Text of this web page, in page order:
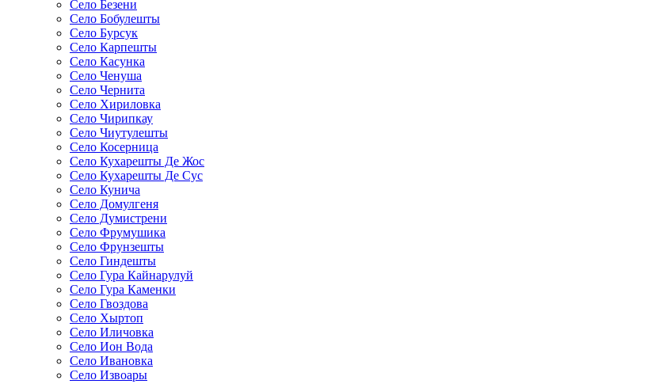
Село Безени
Село Бобулешты
Село Бурсук
Село Карпешты
Село Касунка
Село Ченуша
Село Чернита
Село Хириловка
Село Чирипкау
Село Чиутулешты
Село Косерница
Село Кухарешты Де Жос
Село Кухарешты Де Сус
Село Кунича
Село Домулгеня
Село Думистрени
Село Фрумушика
Село Фрунзешты
Село Гиндешты
Село Гура Кайнарулуй
Село Гура Каменки
Село Гвоздова
Село Хыртоп
Село Иличовка
Село Ион Вода
Село Ивановка
Село Извоары